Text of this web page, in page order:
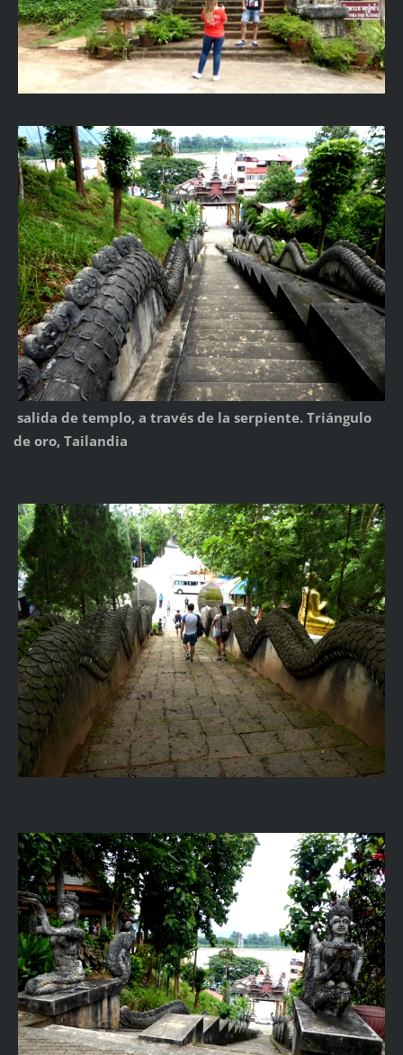
salida de templo, a través de la serpiente. Triángulo
de oro, Tailandia